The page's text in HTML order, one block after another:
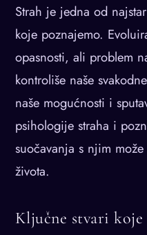
Strah je jedna od
koje poznajemo.
opasnosti, ali problem
kontroliše naše
naše mogućnosti i
psihologije straha i
suočavanja s njim
života.
Ključne stvari